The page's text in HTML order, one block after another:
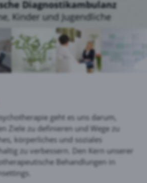
Diagnostikambulanz
Kinder und Jugendliche
geht es uns darum,
Ziele zu definieren und Wege zu
körperliches und soziales
zu verbessern. Den Kern unserer
Behandlungen in